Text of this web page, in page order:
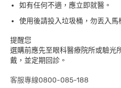
如有任何不適，應立即就醫。
使用後請投入垃圾桶，勿丟入馬
提醒您
選購前應先至眼科醫療院所或驗光
戴，並定期回診。
客服專線0800-085-188